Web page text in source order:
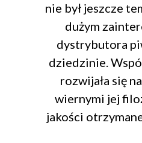
nie był jeszcze
dużym
dystrybutora
dziedzinie.
rozwijała się
wiernymi jej
jakości